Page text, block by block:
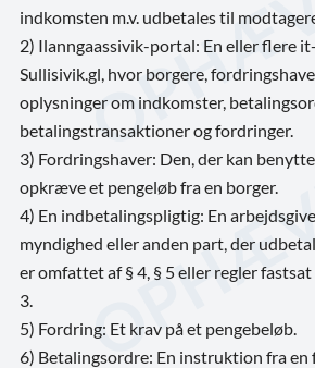
indkomsten m.v. udbetales til
2) Ilanngaassivik-portal: En eller flere
Sullisivik.gl, hvor borgere,
oplysninger om indkomster,
betalingstransaktioner og fordringer.
3) Fordringshaver: Den, der kan
opkræve et pengeløb fra en borger.
4) En indbetalingspligtig: En
myndighed eller anden part, der
er omfattet af § 4, § 5 eller regler fastsat
3.
5) Fordring: Et krav på et pengebeløb.
6) Betalingsordre: En instruktion fra